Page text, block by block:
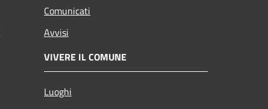
Comunicati
Avvisi
VIVERE IL COMUNE
Luoghi